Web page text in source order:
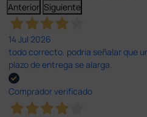
Anterior Siguiente
14 Jul 2026
todo correcto. podria señalar que
plazo de entrega se alarga.
Comprador verificado